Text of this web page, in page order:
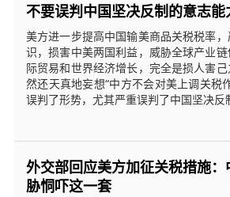
不要误判中国坚决反制的意志能
美方进一步提高中国输美商品关税税率
识，损害中美两国利益，威胁全球产业
际贸易和世界经济增长，完全是损人害
然还天真地妄想“中方不会对美上调关税
误判了形势，尤其严重误判了中国坚决反
外交部回应美方加征关税措施
胁恫吓这一套